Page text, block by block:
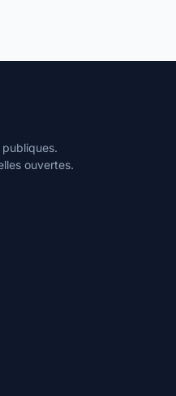
ouvertes.